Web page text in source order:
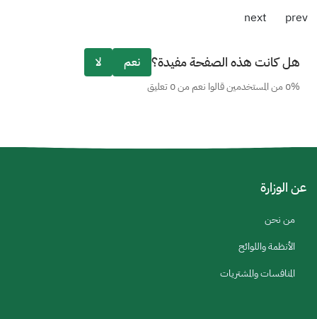
prev
next
هل كانت هذه الصفحة مفيدة؟ نعم لا
0% من المستخدمين قالوا نعم من 0 تعليق
عن الوزارة
من نحن
الأنظمة واللوائح
المنافسات والمشتريات